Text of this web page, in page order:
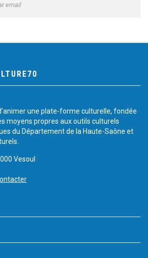
email
une plate-forme culturelle, fondée
moyens propres aux outils culturels
du Département de la Haute-Saône et
Vesoul